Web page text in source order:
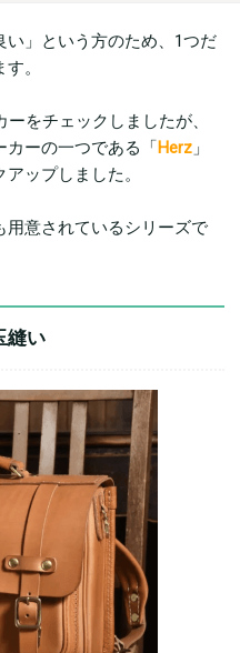
い」という方のため、1つだ
。
をチェックしましたが、
カーの一つである「Herz 」
ップしました。
用意されているシリーズで
縫い